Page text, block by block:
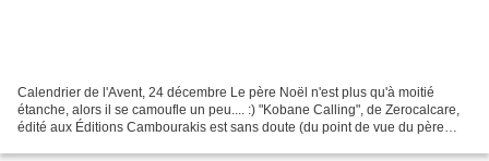
Calendrier de l'Avent, 24 décembre Le père Noël n'est plus qu'à moitié
étanche, alors il se camoufle un peu.... :) "Kobane Calling", de Zerocalcare,
édité aux Éditions Cambourakis est sans doute (du point de vue du père